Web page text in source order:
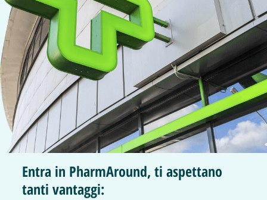
Entra in PharmAround, ti aspettano
tanti vantaggi: